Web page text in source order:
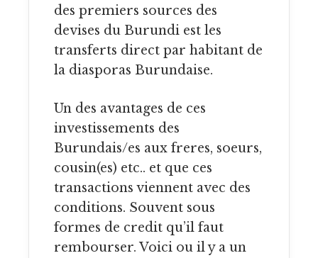
des premiers sources des
devises du Burundi est les
transferts direct par habitant de
la diasporas Burundaise.
Un des avantages de ces
investissements des
Burundais/es aux freres, soeurs,
cousin(es) etc.. et que ces
transactions viennent avec des
conditions. Souvent sous
formes de credit qu’il faut
rembourser. Voici ou il y a un